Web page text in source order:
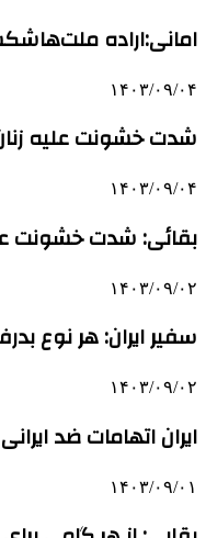
امانی:اراده
۱۴۰۳/۰۹/۰۴
شدت خشونت علیه
۱۴۰۳/۰۹/۰۴
بقائی: شدت خشونت
۱۴۰۳/۰۹/۰۲
سفیر ایران: هر نوع
۱۴۰۳/۰۹/۰۲
ایران اتهامات ضد
۱۴۰۳/۰۹/۰۱